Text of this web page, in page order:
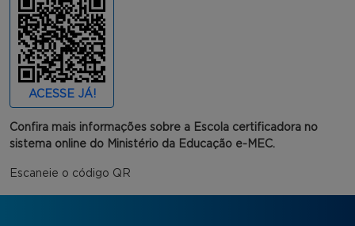
ACESSE JÁ!
Confira mais informações sobre a Escola certificadora no
sistema online do Ministério da Educação e-MEC.
Escaneie o código QR